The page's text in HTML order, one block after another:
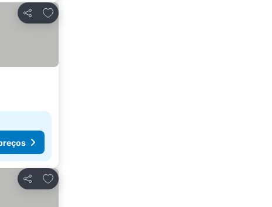
Partilhar
Adicionar aos favoritos
Partilhar
Adicionar aos favoritos